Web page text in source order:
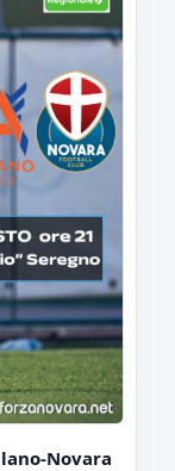
Novara